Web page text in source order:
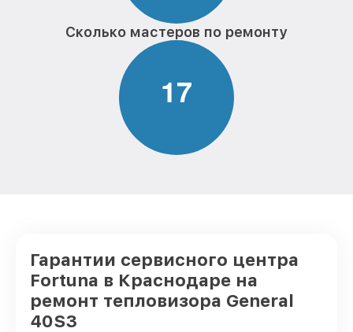
Сколько мастеров по ремонту
17
Гарантии сервисного центра
Fortuna в Краснодаре на
ремонт тепловизора General
40S3